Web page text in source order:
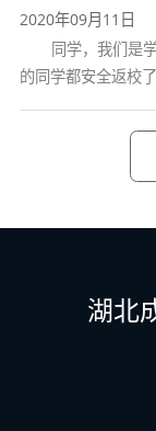
2020年09月11日
同学，我们是
的同学都安全返校
湖北